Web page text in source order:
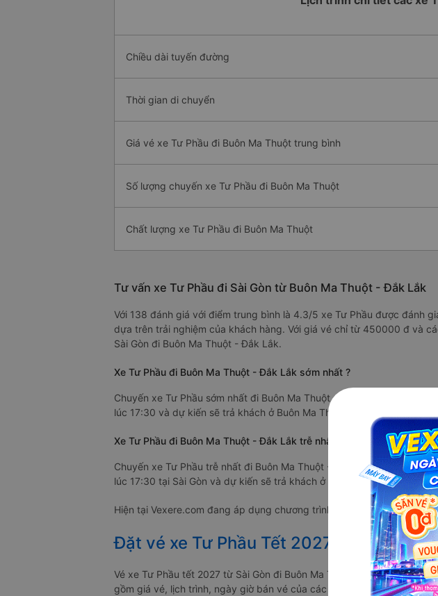
Chiều dài tuyến đường
Thời gian di chuyển
Giá vé xe Tư Phầu đi Buôn Ma Thuột trung bình
Số lượng chuyến xe Tư Phầu đi Buôn Ma Thuột
Chất lượng xe Tư Phầu đi Buôn Ma Thuột
Tư vấn xe Tư Phầu đi Sài Gòn từ Buôn Ma Thuột - Đắk Lắk
Với 138 đánh giá với điểm trung bình là 4.3/5 xe Tư Phầu được đánh
dựa trên trải nghiệm của khách hàng. Với giá vé chỉ từ 450000 đ và
Sài Gòn đi Buôn Ma Thuột - Đắk Lắk.
Xe Tư Phầu đi Buôn Ma Thuột - Đắk Lắk sớm nhất ?
Chuyến xe Tư Phầu sớm nhất đi Buôn Ma Thuột - Đắk Lắk xuất phát
lúc 17:30 và dự kiến sẽ trả khách ở Buôn Ma Thuột - Đắk Lắk sau 7.2
Xe Tư Phầu đi Buôn Ma Thuột - Đắk Lắk trễ nhất ?
Chuyến xe Tư Phầu trễ nhất đi Buôn Ma Thuột - Đắk Lắk xuất phát
lúc 17:30 tại Sài Gòn và dự kiến sẽ trả khách ở Buôn Ma Thuột - Đắk
Hiện tại Vexere.com đang áp dụng chương trình giảm giá với nhà xe
Đặt vé xe Tư Phầu Tết 2027 từ Sài Gòn
Vé xe Tư Phầu tết 2027 từ Sài Gòn đi Buôn Ma Thuột vẫn chưa được
gồm giá vé, lịch trình, ngày giờ bán vé của các hãng xe khách đi